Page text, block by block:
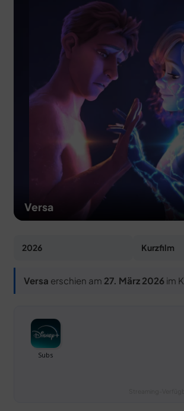
MEIN HQ
Versa
2026 Kurzfilm
Versa erschien am 27. März 2026im